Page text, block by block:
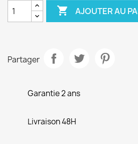
 AJOUTER AU
Partager
Garantie 2 ans
Livraison 48H